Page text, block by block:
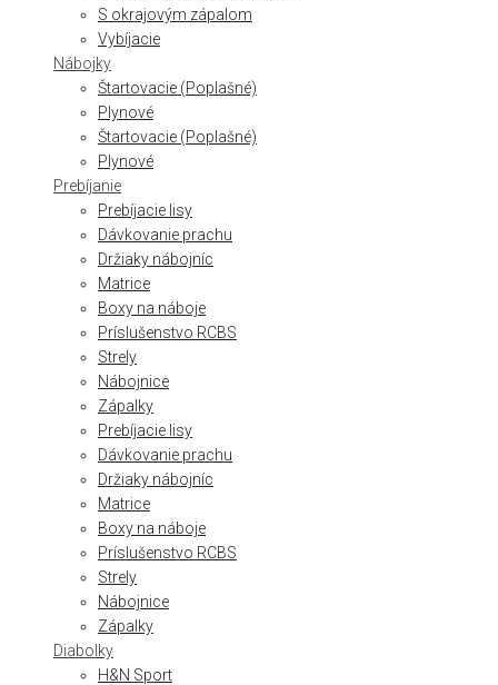
S okrajovým zápalom
Vybíjacie
Nábojky
Štartovacie (Poplašné)
Plynové
Štartovacie (Poplašné)
Plynové
Prebíjanie
Prebíjacie lisy
Dávkovanie prachu
Držiaky nábojníc
Matrice
Boxy na náboje
Príslušenstvo RCBS
Strely
Nábojnice
Zápalky
Prebíjacie lisy
Dávkovanie prachu
Držiaky nábojníc
Matrice
Boxy na náboje
Príslušenstvo RCBS
Strely
Nábojnice
Zápalky
Diabolky
H&N Sport